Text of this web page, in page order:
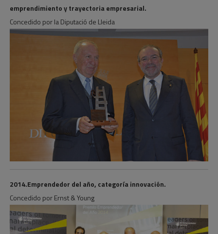
emprendimiento y trayectoria empresarial.
Concedido por la Diputació de Lleida
2014.Emprendedor del año, categoría innovación.
Concedido por Ernst & Young